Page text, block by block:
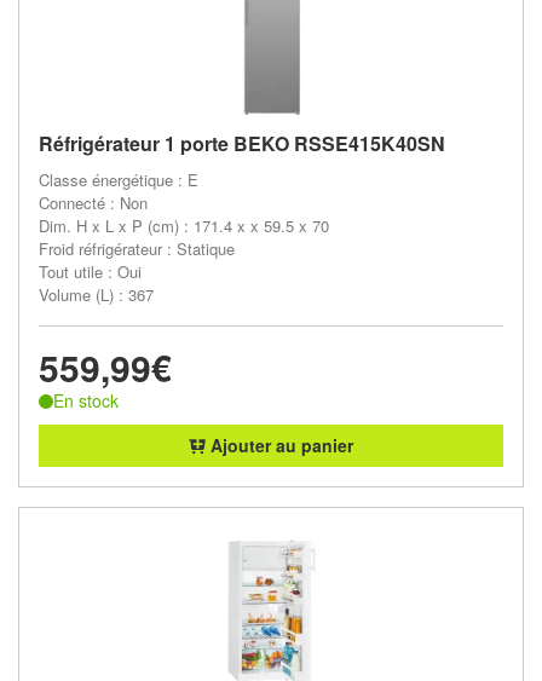
Réfrigérateur 1 porte BEKO RSSE415K40SN
Classe énergétique : E
Connecté : Non
Dim. H x L x P (cm) : 171.4 x x 59.5 x 70
Froid réfrigérateur : Statique
Tout utile : Oui
Volume (L) : 367
559,99€
En stock
Ajouter au panier